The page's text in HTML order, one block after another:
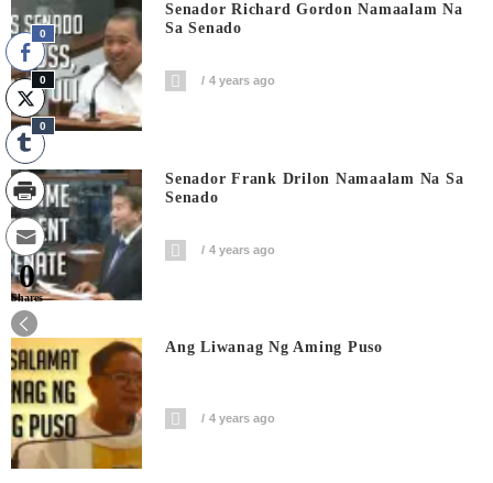
Senador Richard Gordon Namaalam Na
Sa Senado
4 years ago
Senador Frank Drilon Namaalam Na Sa
Senado
4 years ago
Ang Liwanag Ng Aming Puso
4 years ago
0
0
0
0
Shares